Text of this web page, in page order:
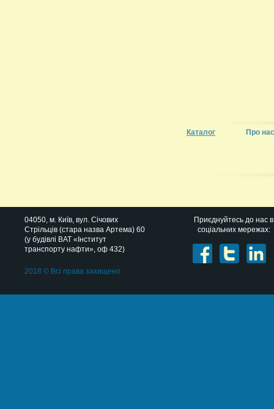
Каталог Про нас
04050, м. Київ, вул. Січових
Стрільців (стара назва Артема) 60
(у будівлі ВАТ «Інститут
транспорту нафти», оф 432)
2018 © Всі права захищено
Приєднуйтесь до нас в
соціальних мережах: